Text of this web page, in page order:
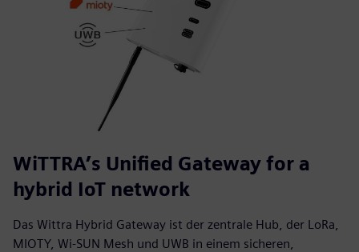
WiTTRA’s Unified Gateway for a
hybrid IoT network
Das Wittra Hybrid Gateway ist der zentrale Hub, der LoRa,
MIOTY, Wi-SUN Mesh und UWB in einem sicheren,